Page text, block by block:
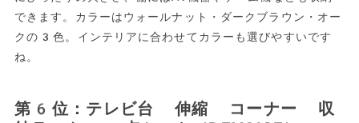
できます。カラーはウォールナット・ダークブラウン・オー
クの3色。インテリアに合わせてカラーも選びやすいです
ね。
第6位：テレビ台 伸縮 コーナー 収